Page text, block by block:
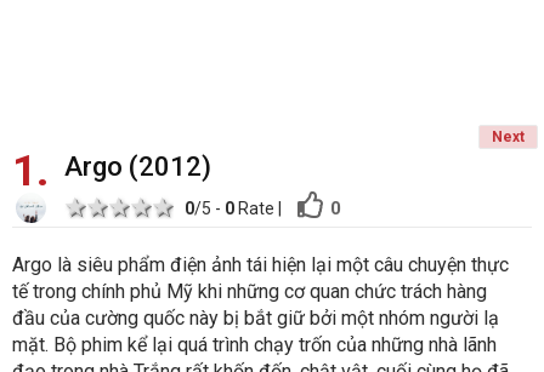
Next
1 Argo (2012)
5 stars
4 stars
3 stars
2 stars
1 star 0/5 - 0Rate 0
Argo là siêu phẩm điện ảnh tái hiện lại một câu chuyện thực
tế trong chính phủ Mỹ khi những cơ quan chức trách hàng
đầu của cường quốc này bị bắt giữ bởi một nhóm người lạ
mặt. Bộ phim kể lại quá trình chạy trốn của những nhà lãnh